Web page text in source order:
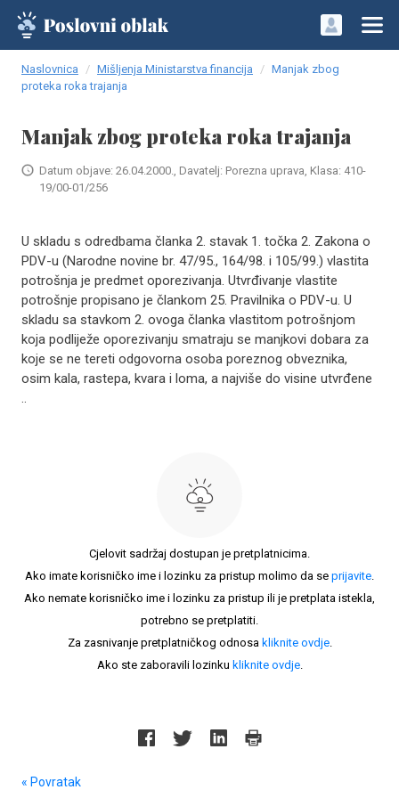
Naslovnica Mišljenja Ministarstva financija
Manjak zbog
proteka roka trajanja
Manjak zbog proteka roka trajanja
Datum objave: 26.04.2000., Davatelj: Porezna uprava, Klasa: 410-
19/00-01/256
U skladu s odredbama članka 2. stavak 1. točka 2. Zakona o
PDV-u (Narodne novine br. 47/95., 164/98. i 105/99.) vlastita
potrošnja je predmet oporezivanja. Utvrđivanje vlastite
potrošnje propisano je člankom 25. Pravilnika o PDV-u. U
skladu sa stavkom 2. ovoga članka vlastitom potrošnjom
koja podliježe oporezivanju smatraju se manjkovi dobara za
koje se ne tereti odgovorna osoba poreznog obveznika,
osim kala, rastepa, kvara i loma, a najviše do visine utvrđene
..
Cjelovit sadržaj dostupan je pretplatnicima.
Ako imate korisničko ime i lozinku za pristup molimo da se prijavite.
Ako nemate korisničko ime i lozinku za pristup ili je pretplata istekla,
potrebno se pretplatiti.
Za zasnivanje pretplatničkog odnosa kliknite ovdje.
Ako ste zaboravili lozinku kliknite ovdje.
« Povratak